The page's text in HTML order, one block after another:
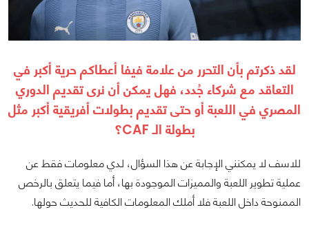
لقد ذكرتم بأن التحرر من علامة فيفا أعطاكم حرية أكبر في
التعاقد مع شركاء جُدد، فهل يمكن أن نرى تقديم الدوري
المصري في اللعبة أو حتى تقديم بطولات أفريقية أكبر مثل
بطولة الـ CAF؟
للاسف لا يمكنني الإجابة عن هذا السؤال، لدي معلومات فقط عن
عملية تطوير اللعبة والمميزات الموجودة بها، أما فيما يتعلق بالرخص
الممنوحة داخل اللعبة فلا أملك المعلومات الكافية للحديث حولها.